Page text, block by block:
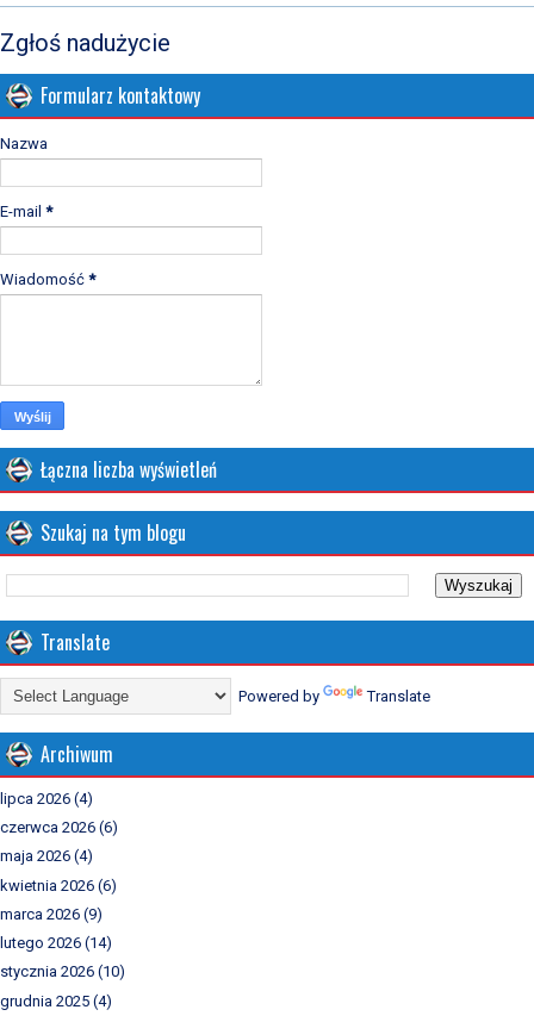
Zgłoś nadużycie
Formularz kontaktowy
Nazwa
E-mail *
Wiadomość *
Łączna liczba wyświetleń
Szukaj na tym blogu
Translate
Powered by Translate
Archiwum
lipca 2026 (4)
czerwca 2026 (6)
maja 2026 (4)
kwietnia 2026 (6)
marca 2026 (9)
lutego 2026 (14)
stycznia 2026 (10)
grudnia 2025 (4)